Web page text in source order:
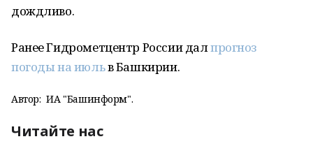
дождливо.
Ранее Гидрометцентр России далпрогноз
погоды на июльв Башкирии.
Автор: ИА "Башинформ".
Читайте нас